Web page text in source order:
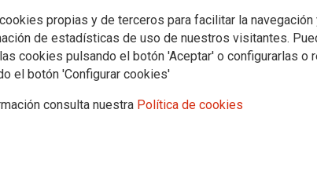
propias y de terceros para facilitar la navegación
de estadísticas de uso de nuestros visitantes.
cookies pulsando el botón 'Aceptar' o configurarlas o
el botón 'Configurar cookies'
consulta nuestra Política de cookies
actual es igual o peor en cuanto a dotación de